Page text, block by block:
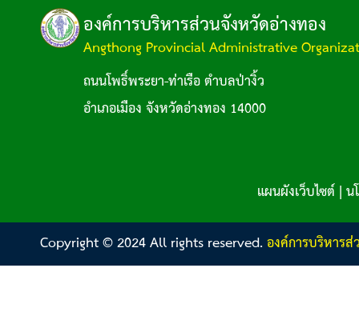
องค์การบริหารส่วนจังหวัดอ่างทอง
Angthong Provincial Administrative
ถนนโพธิ์พระยา-ท่าเรือ ตำบลป่างิ้ว
อำเภอเมือง จังหวัดอ่างทอง 14000
แผนผังเว็บไซต์|น
Copyright © 2024 All rights reserved.องค์การบริหาร